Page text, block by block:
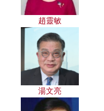
趙靈敏
湯文亮